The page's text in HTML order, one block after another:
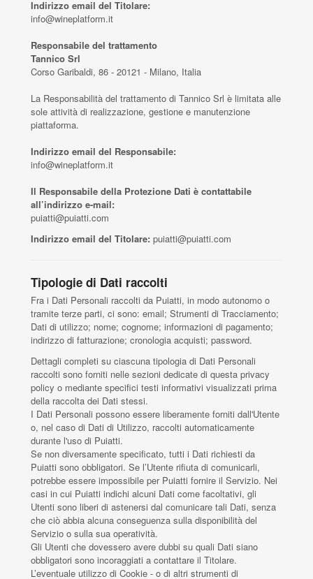
Indirizzo email del Titolare:
info@wineplatform.it
Responsabile del trattamento
Tannico Srl
Corso Garibaldi, 86 - 20121 - Milano, Italia
La Responsabilità del trattamento di Tannico Srl è limitata alle
sole attività di realizzazione, gestione e manutenzione
piattaforma.
Indirizzo email del Responsabile:
info@wineplatform.it
Il Responsabile della Protezione Dati è contattabile
all’indirizzo e-mail:
puiatti@puiatti.com
Indirizzo email del Titolare: puiatti@puiatti.com
Tipologie di Dati raccolti
Fra i Dati Personali raccolti da Puiatti, in modo autonomo o
tramite terze parti, ci sono: email; Strumenti di Tracciamento;
Dati di utilizzo; nome; cognome; informazioni di pagamento;
indirizzo di fatturazione; cronologia acquisti; password.
Dettagli completi su ciascuna tipologia di Dati Personali
raccolti sono forniti nelle sezioni dedicate di questa privacy
policy o mediante specifici testi informativi visualizzati prima
della raccolta dei Dati stessi.
I Dati Personali possono essere liberamente forniti dall'Utente
o, nel caso di Dati di Utilizzo, raccolti automaticamente
durante l'uso di Puiatti.
Se non diversamente specificato, tutti i Dati richiesti da
Puiatti sono obbligatori. Se l’Utente rifiuta di comunicarli,
potrebbe essere impossibile per Puiatti fornire il Servizio. Nei
casi in cui Puiatti indichi alcuni Dati come facoltativi, gli
Utenti sono liberi di astenersi dal comunicare tali Dati, senza
che ciò abbia alcuna conseguenza sulla disponibilità del
Servizio o sulla sua operatività.
Gli Utenti che dovessero avere dubbi su quali Dati siano
obbligatori sono incoraggiati a contattare il Titolare.
L’eventuale utilizzo di Cookie - o di altri strumenti di